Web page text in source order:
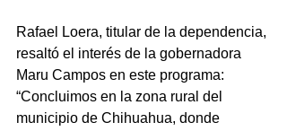
Rafael Loera, titular de la dependencia,
resaltó el interés de la gobernadora
Maru Campos en este programa:
“Concluimos en la zona rural del
municipio de Chihuahua, donde